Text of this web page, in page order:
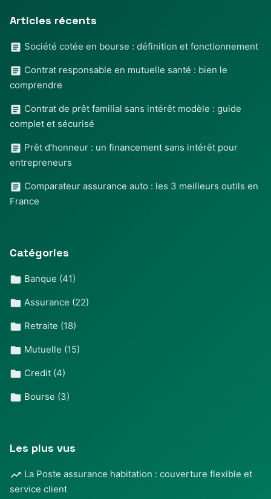
Articles récents
Société cotée en bourse : définition et fonctionnement
Contrat responsable en mutuelle santé : bien le
comprendre
Contrat de prêt familial sans intérêt modèle : guide
complet et sécurisé
Prêt d’honneur : un financement sans intérêt pour
entrepreneurs
Comparateur assurance auto : les 3 meilleurs outils en
France
Catégories
Banque (41)
Assurance (22)
Retraite (18)
Mutuelle (15)
Credit (4)
Bourse (3)
Les plus vus
La Poste assurance habitation : couverture flexible et
service client